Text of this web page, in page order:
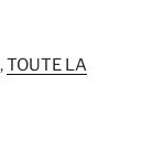
,TOUTE LA